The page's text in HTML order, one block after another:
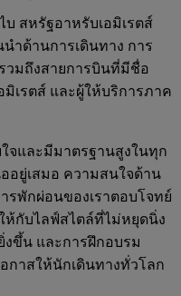
ไบ สหรัฐอาหรับเอมิเรตส์
ำด้านการเดินทาง การ
วมถึงสายการบินที่มีชื่อ
มิเรตส์ และผู้ให้บริการภาค
จและมีมาตรฐานสูงในทุก
ยู่เสมอ ความสนใจด้าน
รพักผ่อนของเราตอบโจทย์
ห้กับไลฟ์สไตล์ที่ไม่หยุดนิ่ง
ขึ้น และการฝึกอบรม
กาสให้นักเดินทางทั่วโลก